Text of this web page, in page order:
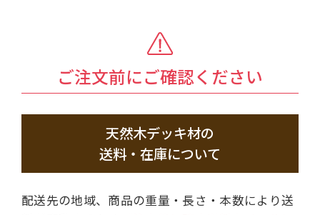
ご注文前にご確認ください
天然木デッキ材の
送料・在庫について
配送先の地域、商品の重量・長さ・本数により送